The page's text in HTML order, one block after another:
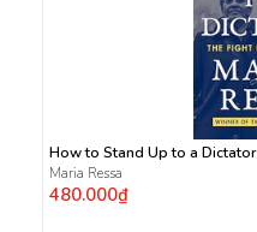
How to Stand Up to a Dictator
Maria Ressa
480.000₫